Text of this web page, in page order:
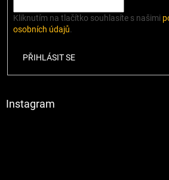
Kliknutím na tlačítko souhlasíte s našimi
osobních údajů.
PŘIHLÁSIT SE
Instagram